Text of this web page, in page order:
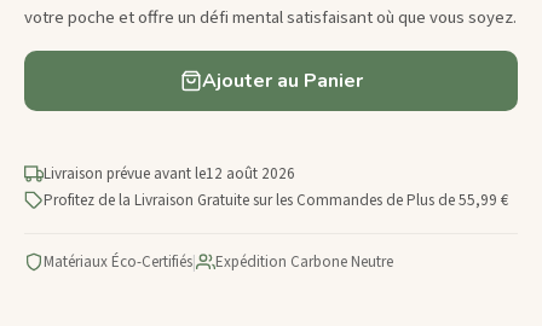
votre poche et offre un défi mental satisfaisant où que vous soyez.
Ajouter au Panier
Livraison prévue avant le12 août 2026
Profitez de la Livraison Gratuite sur les Commandes de Plus de 55,99 €
Matériaux Éco-Certifiés| Expédition Carbone Neutre